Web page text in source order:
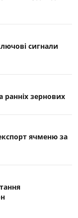
cигнали
зернових
ячменю за